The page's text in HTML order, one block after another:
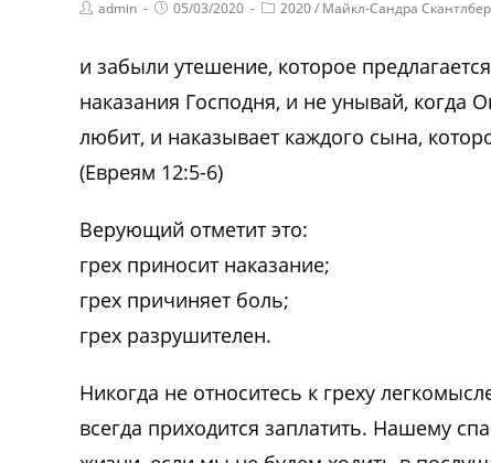
admin 05/03/2020 2020/ Майкл-Сандра
и забыли утешение, которое
наказания Господня, и не унывай, когда
любит, и наказывает каждого сына,
(Евреям 12:5-6)
Верующий отметит это:
грех приносит наказание;
грех причиняет боль;
грех разрушителен.
Никогда не относитесь к греху
всегда приходится заплатить. Нашему